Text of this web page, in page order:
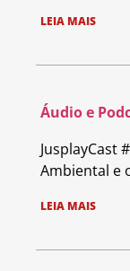
LEIA MAIS
Áudio e
JusplayCast
Ambiental e
LEIA MAIS